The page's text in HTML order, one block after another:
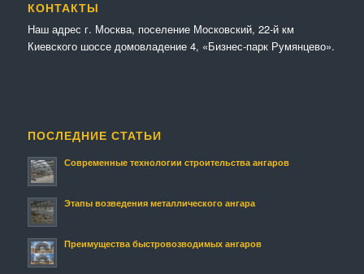
КОНТАКТЫ
Наш адрес г. Москва, поселение Московский, 22-й км
Киевского шоссе домовладение 4, «Бизнес-парк Румянцево».
ПОСЛЕДНИЕ СТАТЬИ
Современные технологии строительства ангаров
Этапы возведения металлического ангара
Преимущества быстровозводимых ангаров